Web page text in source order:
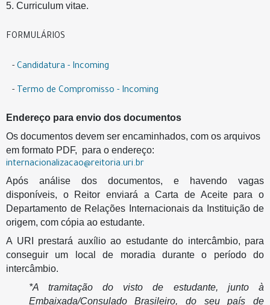
5. Curriculum vitae.
FORMULÁRIOS
- Candidatura - Incoming
- Termo de Compromisso - Incoming
Endereço para envio dos documentos
Os documentos devem ser encaminhados, com os arquivos
em formato PDF, para o endereço:
internacionalizacao@reitoria.uri.br
Após análise dos documentos, e havendo vagas
disponíveis, o Reitor enviará a Carta de Aceite para o
Departamento de Relações Internacionais da Instituição de
origem, com cópia ao estudante.
A URI prestará auxílio ao estudante do intercâmbio, para
conseguir um local de moradia durante o período do
intercâmbio.
*A tramitação do visto de estudante, junto à
Embaixada/Consulado Brasileiro, do seu país de